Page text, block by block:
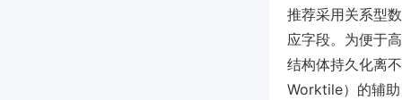
推荐采用关系型
应字段。为便于
结构体持久化离
Worktile）的辅